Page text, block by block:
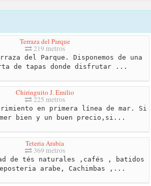
Terraza del Parque
219 metros
del Parque. Disponemos de una
de tapas donde disfrutar ...
Chiringuito J. Emilio
225 metros
en primera línea de mar. Si
bien y un buen precio,si...
Teteria Arabia
369 metros
de tés naturales ,cafés , batidos
arabe, Cachimbas ,...